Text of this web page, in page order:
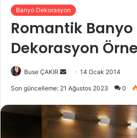
Banyo Dekorasyon
Romantik Banyo
Dekorasyon
Buse ÇAKIR
e
-
p
14 Ocak 2014
Son güncelleme: 21 Ağustos 2023 0